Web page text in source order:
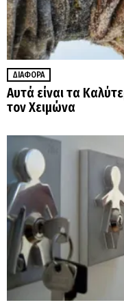
ΔΙΆΦΟΡΑ
Αυτά είναι τα
τον Χειμώνα